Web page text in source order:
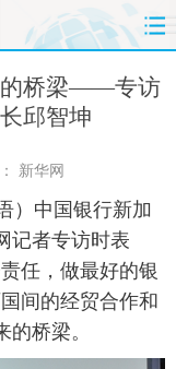
财经
汽车
公司
食品
的桥梁——专访
邱智坤
新华网
）中国银行新加
记者专访时表
任，做最好的银
间的经贸合作和
桥梁。